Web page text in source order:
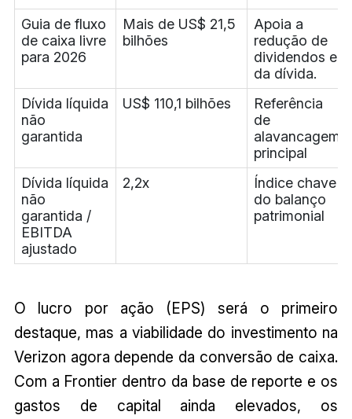
Guia de fluxo
de caixa livre
para 2026
Mais de US$ 21,5
bilhões
Apoia a
redução de
dividendos e
da dívida.
Dívida líquida
não
garantida
US$ 110,1 bilhões
Referência
de
alavancagem
principal
Dívida líquida
não
garantida /
EBITDA
ajustado
2,2x
Índice chave
do balanço
patrimonial
O lucro por ação (EPS) será o primeiro
destaque, mas a viabilidade do investimento na
Verizon agora depende da conversão de caixa.
Com a Frontier dentro da base de reporte e os
gastos de capital ainda elevados, os